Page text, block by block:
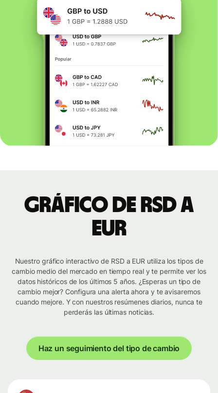
Gráfico de RSD a
EUR
Nuestro gráfico interactivo de RSD a EUR utiliza los tipos de
cambio medio del mercado en tiempo real y te permite ver los
datos históricos de los últimos 5 años. ¿Esperas un tipo de
cambio mejor? Configura una alerta ahora y te avisaremos
cuando mejore. Y con nuestros resúmenes diarios, nunca te
perderás las últimas noticias.
Haz un seguimiento del tipo de cambio